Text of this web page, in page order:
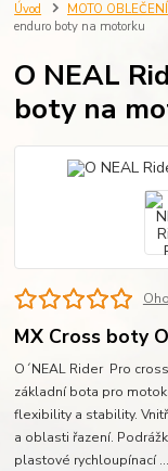
Úvod MOTO OBLEČENÍ
enduro boty na motorku
O NEAL
boty na
MX Cross boty
O´NEAL Rider Pro
základní bota pro
flexibility a stability.
a oblasti řazení.
plastové rychloupínací ...